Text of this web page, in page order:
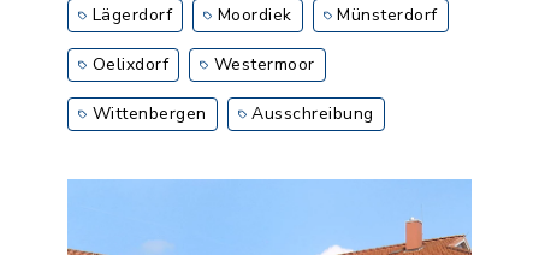
Lägerdorf Moordiek Münsterdorf
Oelixdorf Westermoor
Wittenbergen Ausschreibung